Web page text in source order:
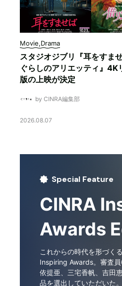
Movie,Drama
スタジオジブリ『耳をすま
ぐらしのアリエッティ』4K
版の上映が決定
by CINRA編集部
2026.08.07
Special Feature
CINRA
Awards
これからの時代を形づく
Inspiring Awards。審査
依提亜、三宅香帆、吉田
品を選出していただいた。